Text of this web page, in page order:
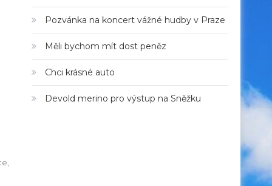
Pozvánka na koncert vážné hudby v Praze
Měli bychom mít dost peněz
Chci krásné auto
Devold merino pro výstup na Sněžku